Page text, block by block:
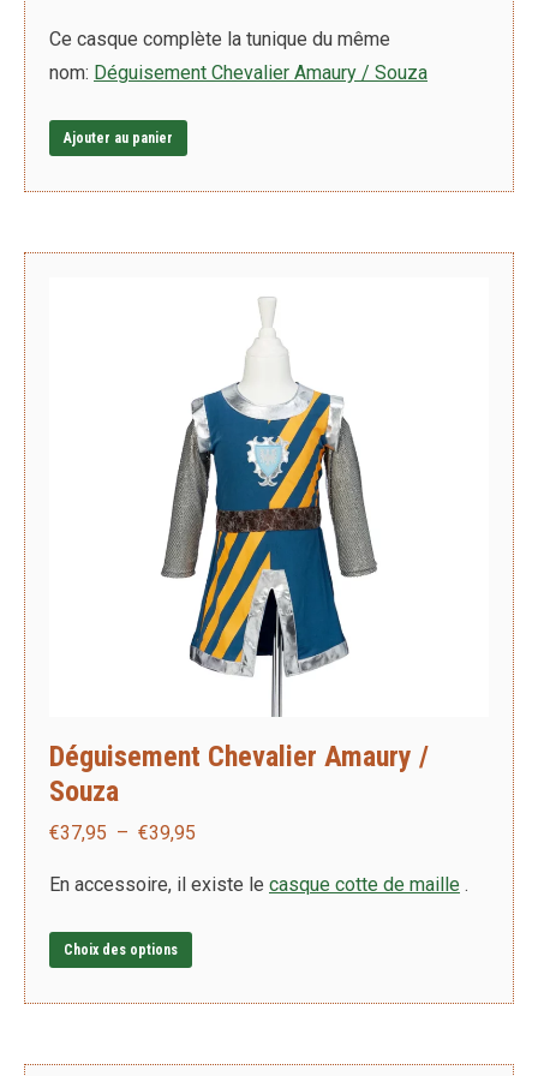
Ce casque complète la tunique du même
nom: Déguisement Chevalier Amaury / Souza
Ajouter au panier
Déguisement Chevalier Amaury /
Souza
€37,95 – €39,95
€39,95
En accessoire, il existe le casque cotte de maille .
Choix des options